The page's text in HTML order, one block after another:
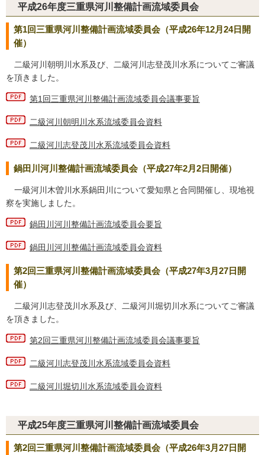
平成26年度三重県河川整備計画流域委員会
第1回三重県河川整備計画流域委員会（平成26年12月24日開
催）
二級河川朝明川水系及び、二級河川志登茂川水系についてご審議
を頂きました。
第1回三重県河川整備計画流域委員会議事要旨
二級河川朝明川水系流域委員会資料
二級河川志登茂川水系流域委員会資料
鍋田川河川整備計画流域委員会（平成27年2月2日開催）
一級河川木曽川水系鍋田川について愛知県と合同開催し、現地視
察を実施しました。
鍋田川河川整備計画流域委員会要旨
鍋田川河川整備計画流域委員会資料
第2回三重県河川整備計画流域委員会（平成27年3月27日開
催）
二級河川志登茂川水系及び、二級河川堀切川水系についてご審議
を頂きました。
第2回三重県河川整備計画流域委員会議事要旨
二級河川志登茂川水系流域委員会資料
二級河川堀切川水系流域委員会資料
平成25年度三重県河川整備計画流域委員会
第2回三重県河川整備計画流域委員会（平成26年3月27日開